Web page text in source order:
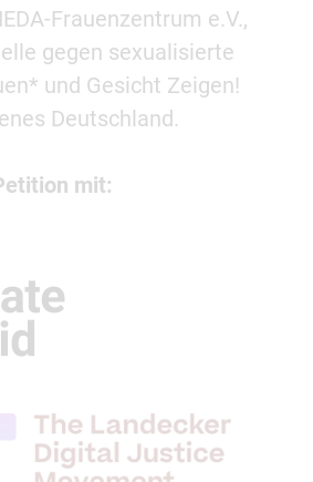
Frauenzentrum e.V.,
gegen sexualisierte
und Gesicht Zeigen!
Deutschland.
mit: